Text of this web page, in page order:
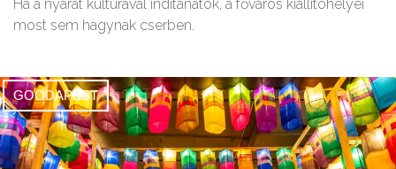
Ha a nyarat kultúrával indítanátok, a főváros kiállítóhelyei
most sem hagynak cserben.
GOODAPEST